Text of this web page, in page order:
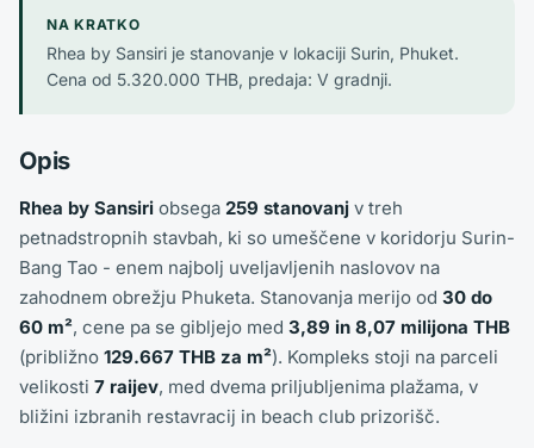
NA KRATKO
Rhea by Sansiri je stanovanje v lokaciji Surin, Phuket.
Cena od 5.320.000 THB, predaja: V gradnji.
Opis
Rhea by Sansiri obsega 259 stanovanj v treh
petnadstropnih stavbah, ki so umeščene v koridorju Surin-
Bang Tao - enem najbolj uveljavljenih naslovov na
zahodnem obrežju Phuketa. Stanovanja merijo od 30 do
60 m², cene pa se gibljejo med 3,89 in 8,07 milijona THB
(približno 129.667 THB za m²). Kompleks stoji na parceli
velikosti 7 raijev, med dvema priljubljenima plažama, v
bližini izbranih restavracij in beach club prizorišč.